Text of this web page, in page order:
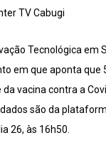
TV Cabugi
Tecnológica em
em que aponta que
vacina contra a
são da
26, às 16h50.